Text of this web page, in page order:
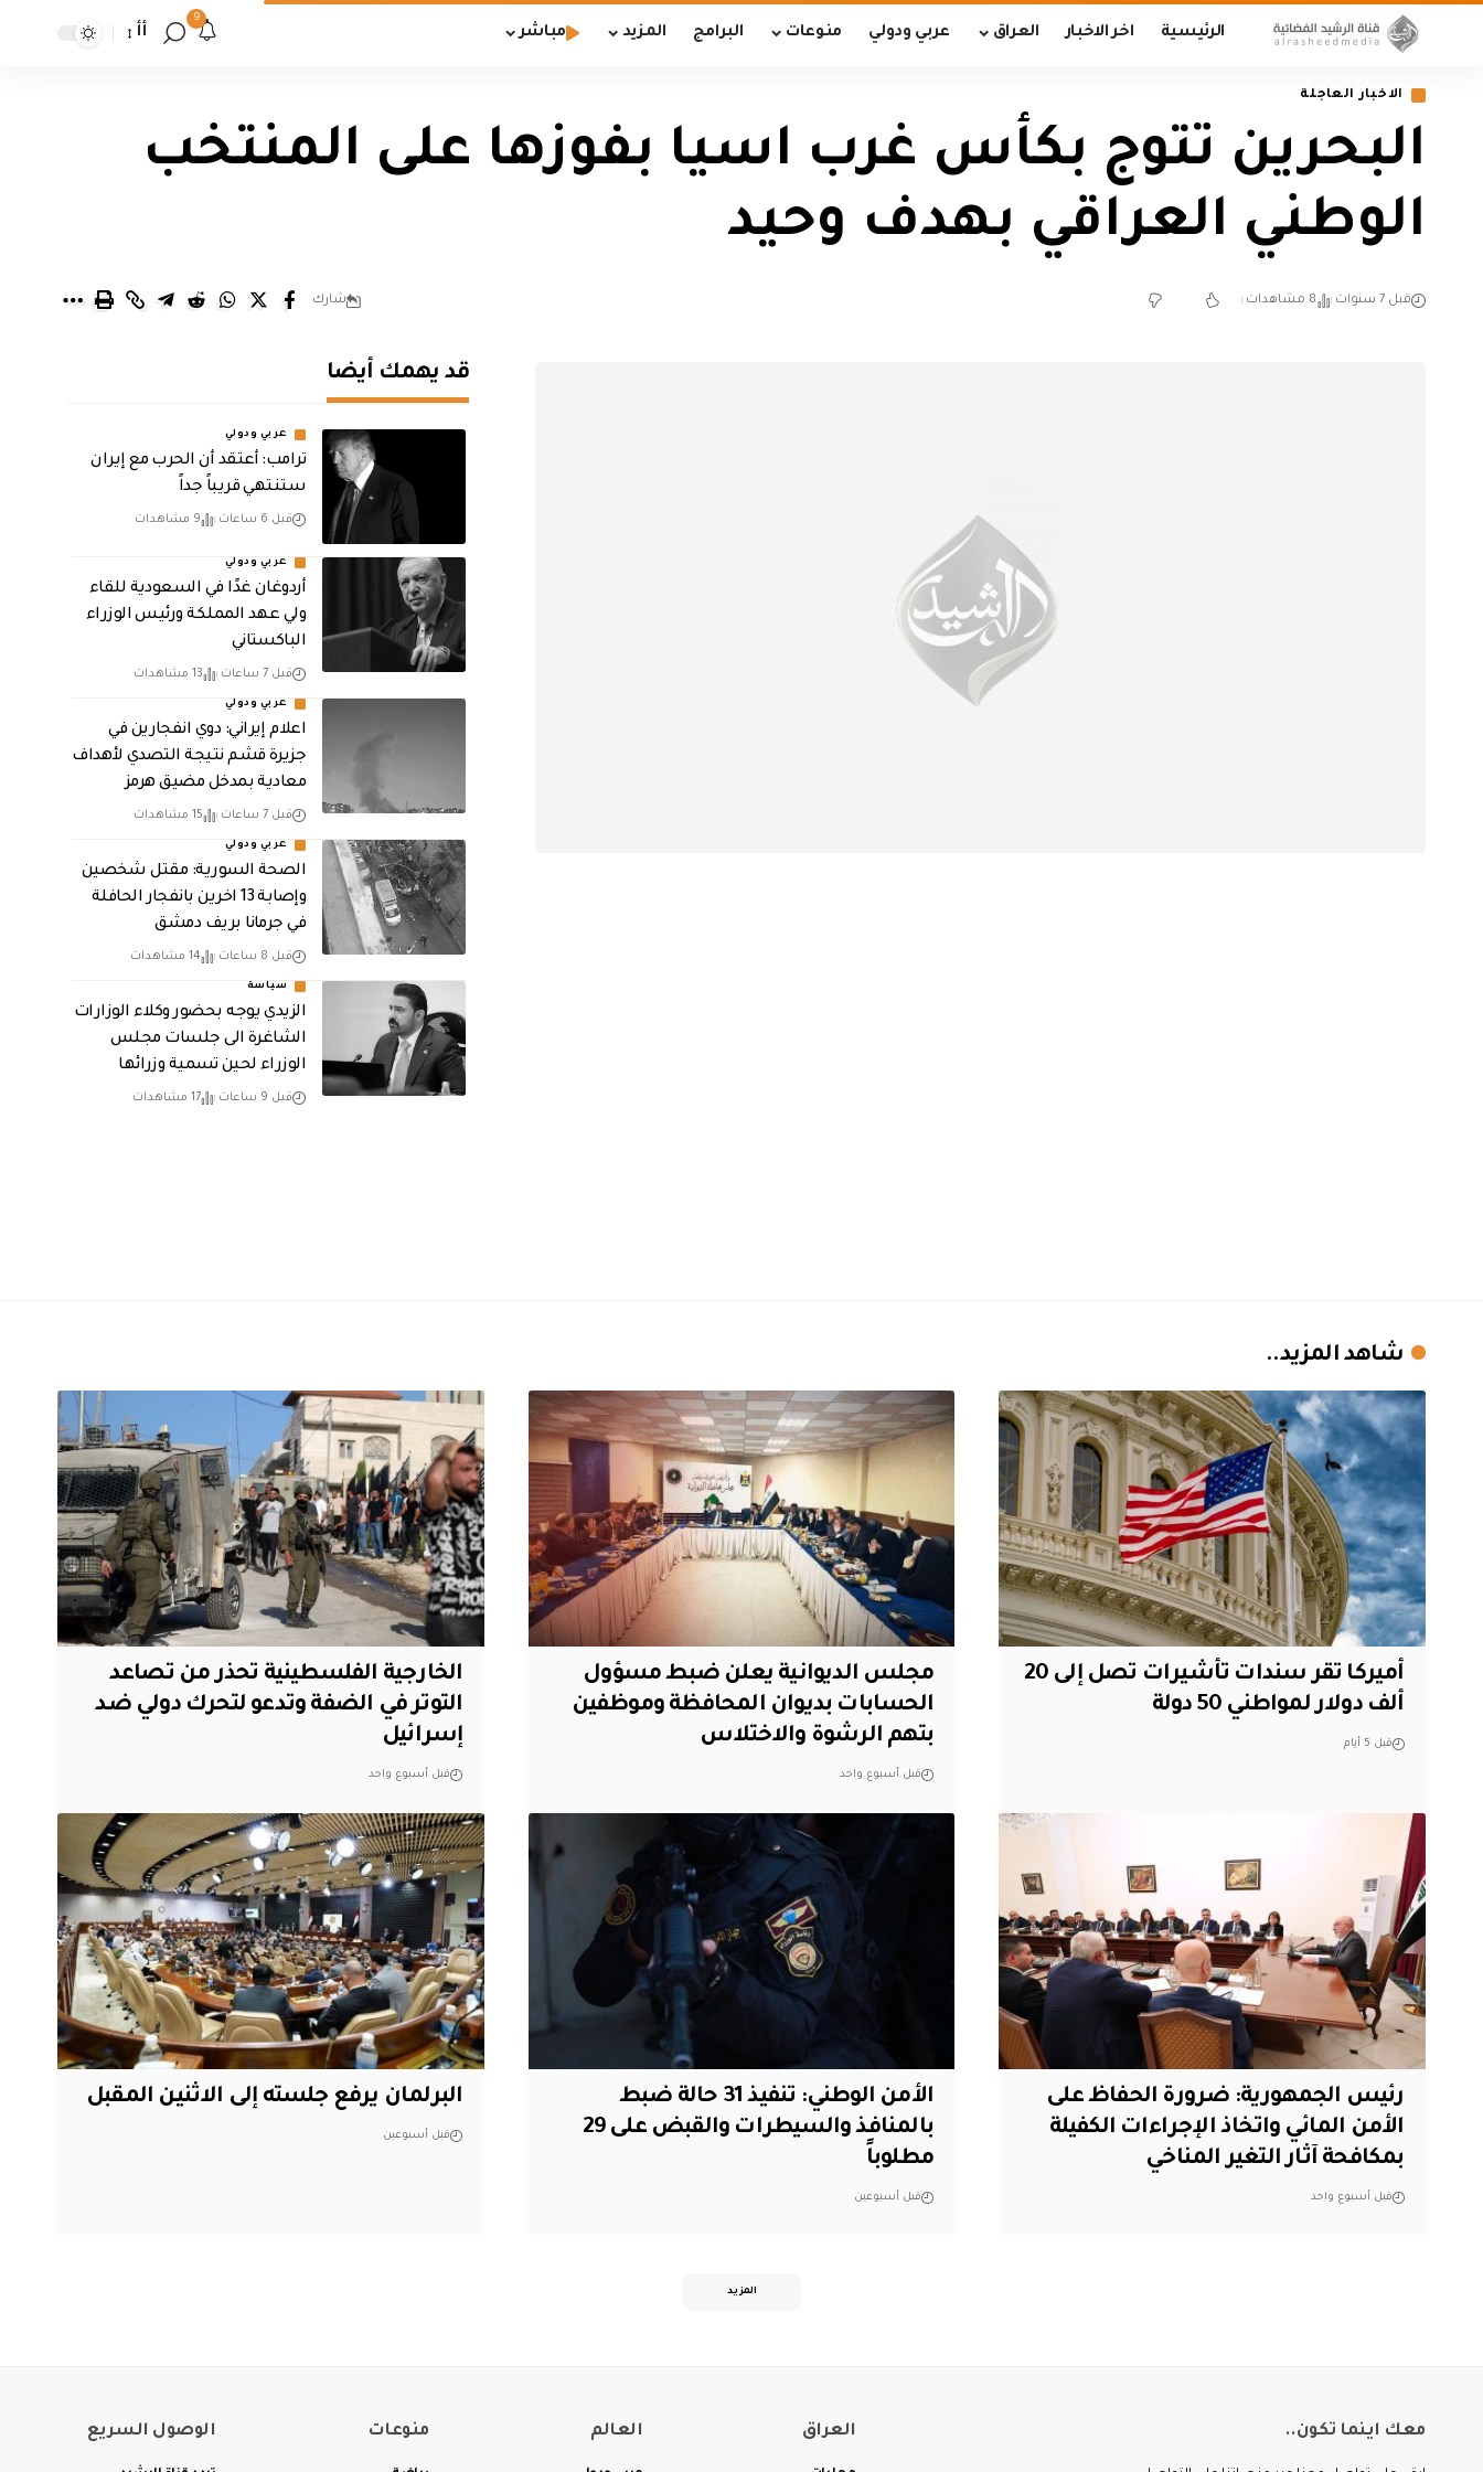
الرئيسية اخر الاخبار العراق عربي ودولي منوعات البرامج المزيد مباشر
9
أأ
الاخبار العاجلة
البحرين تتوج بكأس غرب اسيا بفوزها على المنتخب
الوطني العراقي بهدف وحيد
قبل 7 سنوات 8 مشاهدات شارك
قد يهمك أيضا
عربي ودولي
‏ترامب: أعتقد أن الحرب مع إيران
ستنتهي قريباً جداً
قبل 6 ساعات 9 مشاهدات
عربي ودولي
أردوغان غدًا في السعودية للقاء
ولي عهد المملكة ورئيس الوزراء
الباكستاني
قبل 7 ساعات 13 مشاهدات
عربي ودولي
اعلام إيراني: دوي انفجارين في
جزيرة قشم نتيجة التصدي لأهداف
معادية بمدخل مضيق هرمز
قبل 7 ساعات 15 مشاهدات
عربي ودولي
الصحة السورية: مقتل شخصين
وإصابة 13 اخرين بانفجار الحافلة
في جرمانا بريف دمشق
قبل 8 ساعات 14 مشاهدات
سياسة
الزيدي يوجه بحضور وكلاء الوزارات
الشاغرة الى جلسات مجلس
الوزراء لحين تسمية وزرائها
قبل 9 ساعات 17 مشاهدات
شاهد المزيد..
أميركا تقر سندات تأشيرات تصل إلى 20
ألف دولار لمواطني 50 دولة
قبل 5 أيام
مجلس الديوانية يعلن ضبط مسؤول
الحسابات بديوان المحافظة وموظفين
بتهم الرشوة والاختلاس
قبل أسبوع واحد
الخارجية الفلسطينية تحذر من تصاعد
التوتر في الضفة وتدعو لتحرك دولي ضد
إسرائيل
قبل أسبوع واحد
رئيس الجمهورية: ضرورة الحفاظ على
الأمن المائي واتخاذ الإجراءات الكفيلة
بمكافحة آثار التغير المناخي
قبل أسبوع واحد
الأمن الوطني: تنفيذ 31 حالة ضبط
بالمنافذ والسيطرات والقبض على 29
مطلوباً
قبل أسبوعين
البرلمان يرفع جلسته إلى الاثنين المقبل
قبل أسبوعين
المزيد
معك اينما تكون.. العراق العالم منوعات الوصول السريع